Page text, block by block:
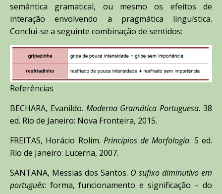
semântica gramatical, ou mesmo os efeitos de
interação envolvendo a pragmática linguística.
Conclui-se a seguinte combinação de sentidos:
Referências
BECHARA, Evanildo. Moderna Gramática Portuguesa. 38
ed. Rio de Janeiro: Nova Fronteira, 2015.
FREITAS, Horácio Rolim. Princípios de Morfologia. 5 ed.
Rio de Janeiro: Lucerna, 2007.
SANTANA, Messias dos Santos. O sufixo diminutivo em
português: forma, funcionamento e significação – do